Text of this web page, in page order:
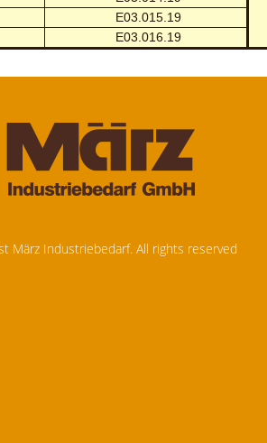
E03.015.19
E03.016.19
März Industriebedarf. All rights reserved